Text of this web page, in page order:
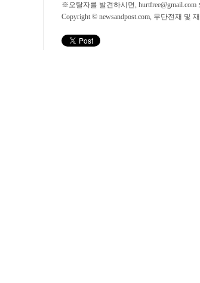
※오탈자를 발견하시면,
Copyright © newsandpost.com, 무단전재 및